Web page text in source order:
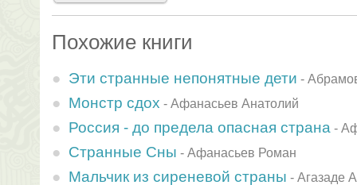
Похожие книги
Эти странные непонятные дети -
Монстр сдох - Афанасьев Анатолий
Россия - до предела опасная страна -
Странные Сны - Афанасьев Роман
Мальчик из сиреневой страны - Агазаде